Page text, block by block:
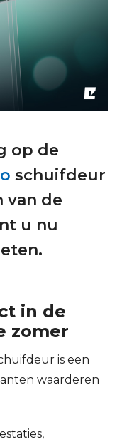
op de
schuifdeur
van de
u nu
in de
zomer
is een
waarderen